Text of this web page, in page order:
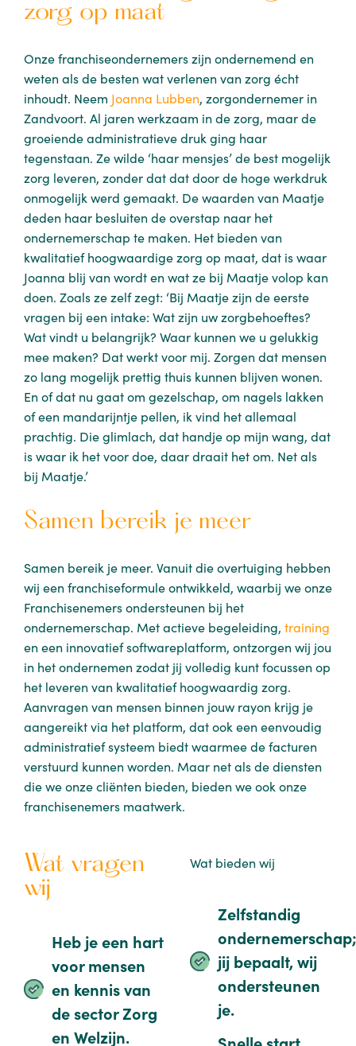
zorg op maat
Onze franchiseondernemers zijn ondernemend en
weten als de besten wat verlenen van zorg écht
inhoudt. Neem Joanna Lubben, zorgondernemer in
Zandvoort. Al jaren werkzaam in de zorg, maar de
groeiende administratieve druk ging haar
tegenstaan. Ze wilde ‘haar mensjes’ de best mogelijk
zorg leveren, zonder dat dat door de hoge werkdruk
onmogelijk werd gemaakt. De waarden van Maatje
deden haar besluiten de overstap naar het
ondernemerschap te maken. Het bieden van
kwalitatief hoogwaardige zorg op maat, dat is waar
Joanna blij van wordt en wat ze bij Maatje volop kan
doen. Zoals ze zelf zegt: ‘Bij Maatje zijn de eerste
vragen bij een intake: Wat zijn uw zorgbehoeftes?
Wat vindt u belangrijk? Waar kunnen we u gelukkig
mee maken? Dat werkt voor mij. Zorgen dat mensen
zo lang mogelijk prettig thuis kunnen blijven wonen.
En of dat nu gaat om gezelschap, om nagels lakken
of een mandarijntje pellen, ik vind het allemaal
prachtig. Die glimlach, dat handje op mijn wang, dat
is waar ik het voor doe, daar draait het om. Net als
bij Maatje.’
Samen bereik je meer
Samen bereik je meer. Vanuit die overtuiging hebben
wij een franchiseformule ontwikkeld, waarbij we onze
Franchisenemers ondersteunen bij het
ondernemerschap. Met actieve begeleiding, training
en een innovatief softwareplatform, ontzorgen wij jou
in het ondernemen zodat jij volledig kunt focussen op
het leveren van kwalitatief hoogwaardig zorg.
Aanvragen van mensen binnen jouw rayon krijg je
aangereikt via het platform, dat ook een eenvoudig
administratief systeem biedt waarmee de facturen
verstuurd kunnen worden. Maar net als de diensten
die we onze cliënten bieden, bieden we ook onze
franchisenemers maatwerk.
Wat vragen
wij
Heb je een hart
voor mensen
en kennis van
de sector Zorg
en Welzijn.
Wat bieden wij
Zelfstandig
ondernemerschap;
jij bepaalt, wij
ondersteunen
je.